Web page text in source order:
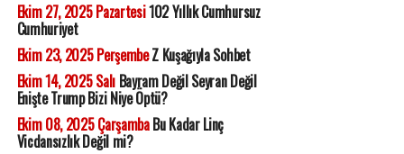
Ekim 27, 2025 Pazartesi102 Yıllık Cumhursuz
Cumhuriyet
Ekim 23, 2025 PerşembeZ Kuşağıyla Sohbet
Ekim 14, 2025 SalıBayram Değil Seyran Değil
Enişte Trump Bizi Niye Öptü?
Ekim 08, 2025 ÇarşambaBu Kadar Linç
Vicdansızlık Değil mi?